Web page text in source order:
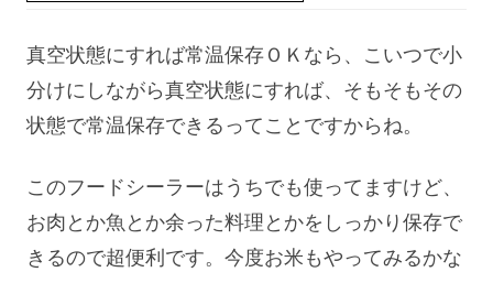
真空状態にすれば常温保存ＯＫなら、こいつで小
分けにしながら真空状態にすれば、そもそもその
状態で常温保存できるってことですからね。
このフードシーラーはうちでも使ってますけど、
お肉とか魚とか余った料理とかをしっかり保存で
きるので超便利です。今度お米もやってみるかな